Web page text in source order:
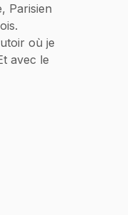
Parisien
où je
avec le